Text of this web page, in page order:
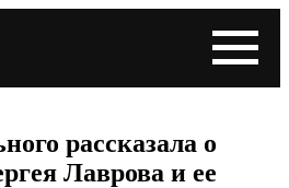
рассказала о
Лаврова и ее